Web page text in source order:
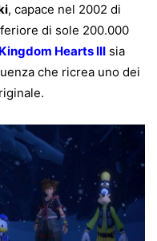
, capace nel 2002 di
di sole 200.000
Kingdom Hearts III sia
che ricrea uno dei